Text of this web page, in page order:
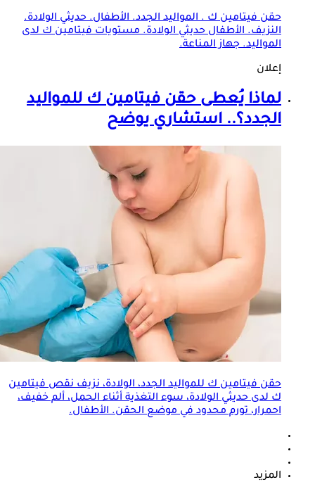
حقن فيتامين ك .المواليد الجدد. الأطفال. حديثي الولادة.
النزيف. الأطفال حديثي الولادة. مستويات فيتامين ك لدى
المواليد. جهاز المناعة.
إعلان
لماذا يُعطى حقن فيتامين ك للمواليد
الجدد؟.. استشاري يوضح
حقن فيتامين ك للمواليد الجدد، الولادة، نزيف نقص فيتامين
ك لدى حديثي الولادة، سوء التغذية أثناء الحمل، ألم خفيف،
احمرار، تورم محدود في موضع الحقن. الأطفال.
المزيد